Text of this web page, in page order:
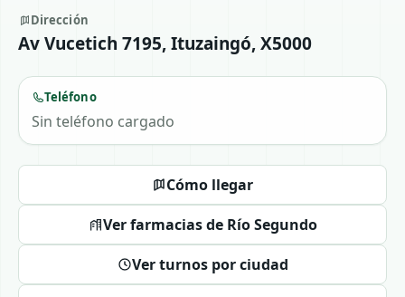
Dirección
Av Vucetich 7195, Ituzaingó, X5000
Teléfono
Sin teléfono cargado
Cómo llegar
Ver farmacias de Río Segundo
Ver turnos por ciudad